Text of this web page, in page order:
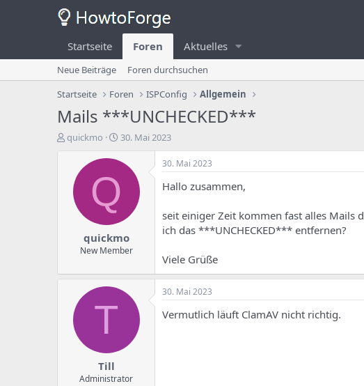
Startseite Foren Aktuelles
Neue Beiträge
Foren durchsuchen
Startseite
Foren ISPConfig Allgemein
Mails ***UNCHECKED***
E
s
m
quickmo
E
s
e
u
n
g
d
a
30. Mai 2023
Q
quickmo
New Member
30. Mai 2023
Hallo zusammen,
seit einiger Zeit kommen fast alles Mails
ich das ***UNCHECKED*** entfernen?
Viele Grüße
T
Till
Administrator
30. Mai 2023
Vermutlich läuft ClamAV nicht richtig.